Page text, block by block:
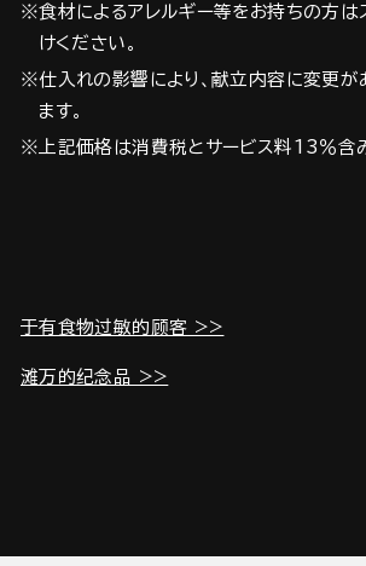
※食材によるアレルギー等をお持ちの方は
けください。
※仕入れの影響により、献立内容に変更が
ます。
※上記価格は消費税とサービス料13％含み
于有食物过敏的顾客 >>
滩万的纪念品 >>